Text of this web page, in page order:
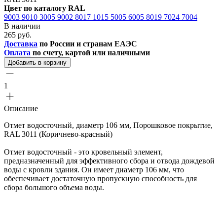
Цвет по каталогу RAL
9003 9010 3005 9002 8017 1015 5005 6005 8019 7024 7004
В наличии
265 руб.
Доставка по России и странам ЕАЭС
Оплата по счету, картой или наличными
Добавить в корзину
1
Описание
Отмет водосточный, диаметр 106 мм, Порошковое покрытие,
RAL 3011 (Коричнево-красный)
Отмет водосточный - это кровельный элемент,
предназначенный для эффективного сбора и отвода дождевой
воды с кровли здания. Он имеет диаметр 106 мм, что
обеспечивает достаточную пропускную способность для
сбора большого объема воды.